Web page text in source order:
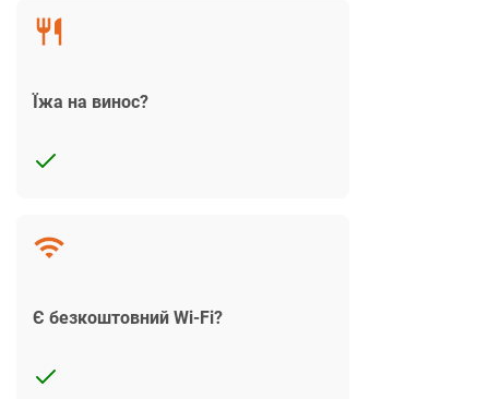
Їжа на винос?
Є безкоштовний Wi-Fi?